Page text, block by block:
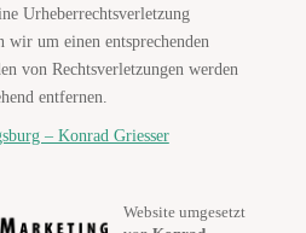
Urheberrechtsverletzung
wir um einen entsprechenden
von Rechtsverletzungen werden
entfernen.
– Konrad Griesser
Website umgesetzt